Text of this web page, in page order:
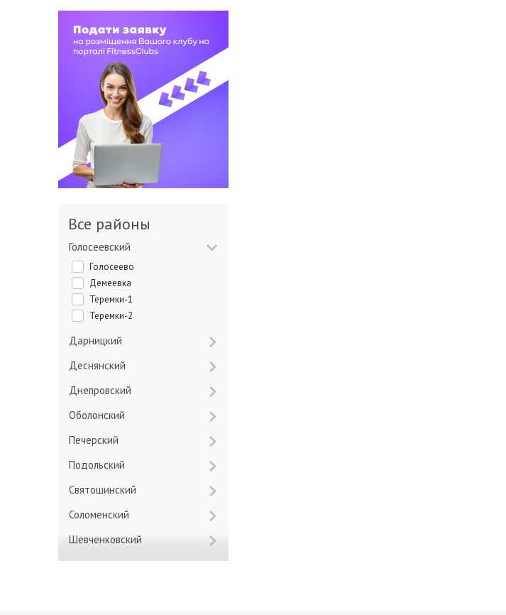
Все районы
Голосеевский
Голосеево
Демеевка
Теремки-1
Теремки-2
Дарницкий
Деснянский
Днепровский
Оболонский
Печерский
Подольский
Святошинский
Соломенский
Шевченковский